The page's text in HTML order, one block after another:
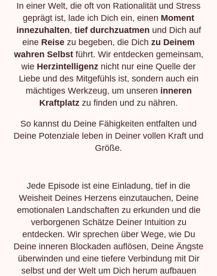
In einer Welt, die oft von Rationalität und Stress
geprägt ist, lade ich Dich ein, einen Moment
innezuhalten, tief durchzuatmen und Dich auf
eine Reise zu begeben, die Dich zu Deinem
wahren Selbst führt. Wir entdecken gemeinsam,
wie Herzintelligenz nicht nur eine Quelle der
Liebe und des Mitgefühls ist, sondern auch ein
mächtiges Werkzeug, um unseren inneren
Kraftplatz zu finden und zu nähren.
So kannst du Deine Fähigkeiten entfalten und
Deine Potenziale leben in Deiner vollen Kraft und
Größe.
Jede Episode ist eine Einladung, tief in die
Weisheit Deines Herzens einzutauchen, Deine
emotionalen Landschaften zu erkunden und die
verborgenen Schätze Deiner Intuition zu
entdecken. Wir sprechen über Wege, wie Du
Deine inneren Blockaden auflösen, Deine Ängste
überwinden und eine tiefere Verbindung mit Dir
selbst und der Welt um Dich herum aufbauen